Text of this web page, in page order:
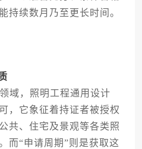
持续数月乃至更长时间。
，照明工程通用设计
，它象征着持证者被授权
共、住宅及景观等各类照
而“申请周期”则是获取这